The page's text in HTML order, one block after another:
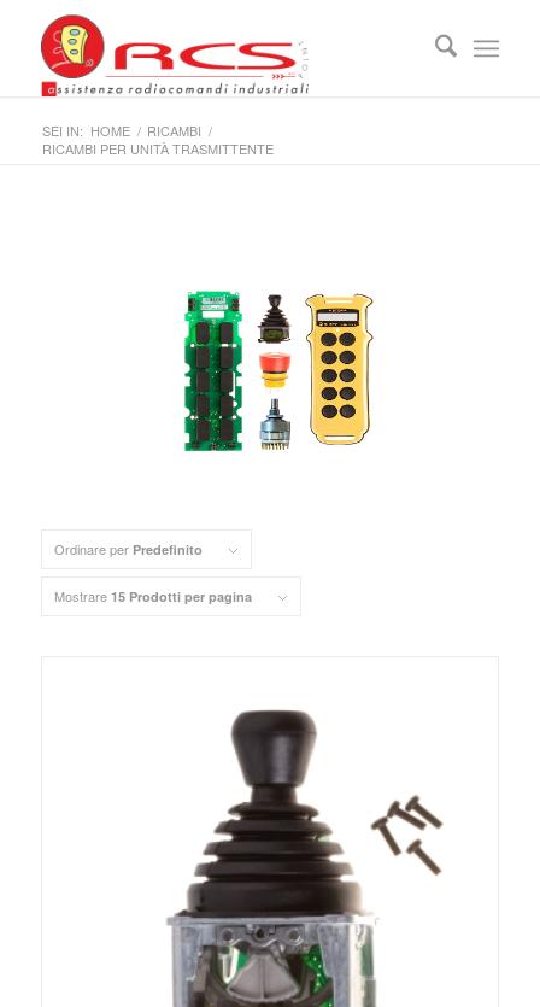
SEI IN: HOME / RICAMBI /
RICAMBI PER UNITÀ TRASMITTENTE
Ordinare per Predefinito
Mostrare 15 Prodotti per pagina